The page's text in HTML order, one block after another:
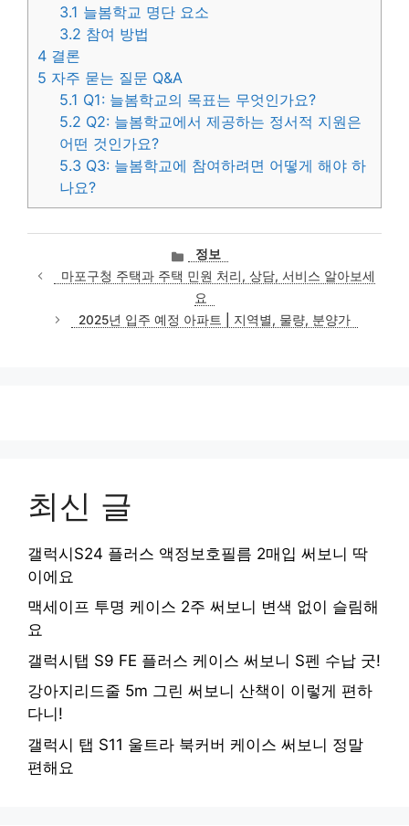
3.1 늘봄학교 명단 요소
3.2 참여 방법
4 결론
5 자주 묻는 질문 Q&A
5.1 Q1: 늘봄학교의 목표는 무엇인가요?
5.2 Q2: 늘봄학교에서 제공하는 정서적 지원은
어떤 것인가요?
5.3 Q3: 늘봄학교에 참여하려면 어떻게 해야 하
나요?
카
테
고
리
정보
마포구청 주택과 주택 민원 처리, 상담, 서비스 알아보세
요
2025년 입주 예정 아파트 | 지역별, 물량, 분양가
최신 글
갤럭시S24 플러스 액정보호필름 2매입 써보니 딱
이에요
맥세이프 투명 케이스 2주 써보니 변색 없이 슬림해
요
갤럭시탭 S9 FE 플러스 케이스 써보니 S펜 수납 굿!
강아지리드줄 5m 그린 써보니 산책이 이렇게 편하
다니!
갤럭시 탭 S11 울트라 북커버 케이스 써보니 정말
편해요